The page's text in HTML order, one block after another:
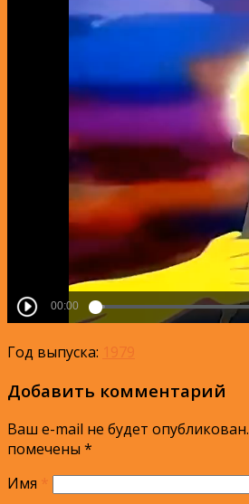
Год выпуска: 1979
Добавить комментарий
Ваш e-mail не будет опубликован.
помечены *
Имя *